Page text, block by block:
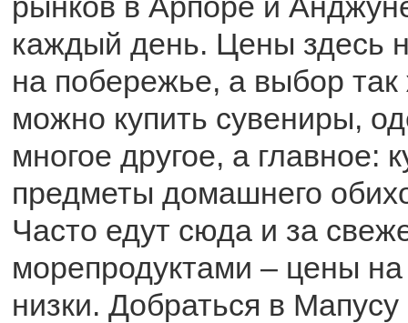
каждый день. Цены здесь
на побережье, а выбор
можно купить сувениры,
многое другое, а главное:
предметы домашнего
Часто едут сюда и за
морепродуктами – цены
низки. Добраться в